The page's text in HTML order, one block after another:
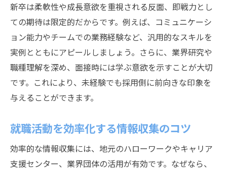
自分に合う企業を見極める自己分析の方法
口コミや社員の声を活用した情報収集術
選考前に確認したい企業の評価基準
納得のいく転職先を選ぶための比較ポイン
ト
地元で成長できる職場探しの実践的アドバイス
静岡市の成長企業を見つける情報収集術
自己成長の機会が豊富な職場の選び方
第二新卒におすすめのキャリア支援制度と
新卒は柔軟性や成長意欲を重視される反面、即戦力とし
ての期待は限定的だからです。例えば、コミュニケーシ
ョン能力やチームでの業務経験など、汎用的なスキルを
実例とともにアピールしましょう。さらに、業界研究や
職種理解を深め、面接時には学ぶ意欲を示すことが大切
です。これにより、未経験でも採用側に前向きな印象を
与えることができます。
就職活動を効率化する情報収集のコツ
効率的な情報収集には、地元のハローワークやキャリア
支援センター、業界団体の活用が有効です。なぜなら、